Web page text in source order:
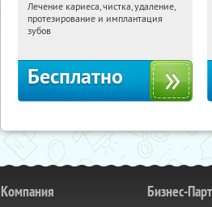
20:28:09 Получили:279
Белорусская
Лечение кариеса, чистка, удаление,
протезирование и имплантация
зубов
Бесплатно
Компания Бизнес-